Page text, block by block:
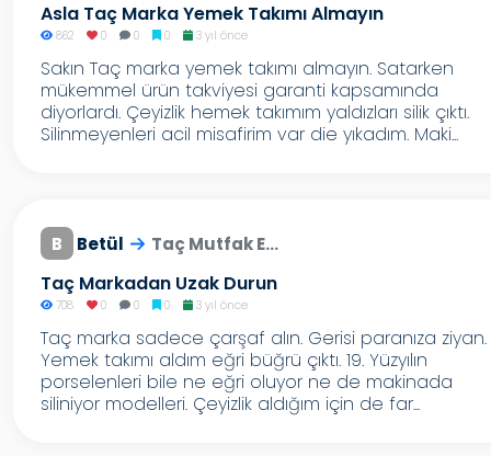
Asla Taç Marka Yemek Takımı Almayın
862 0 0 0 3 yıl önce
Sakın Taç marka yemek takımı almayın. Satarken
mükemmel ürün takviyesi garanti kapsamında
diyorlardı. Çeyizlik hemek takımım yaldızları silik çıktı.
Silinmeyenleri acil misafirim var die yıkadım. Maki...
B Betül Taç Mutfak E...
Taç Markadan Uzak Durun
708 0 0 0 3 yıl önce
Taç marka sadece çarşaf alın. Gerisi paranıza ziyan.
Yemek takımı aldım eğri büğrü çıktı. 19. Yüzyılın
porselenleri bile ne eğri oluyor ne de makinada
siliniyor modelleri. Çeyizlik aldığım için de far...